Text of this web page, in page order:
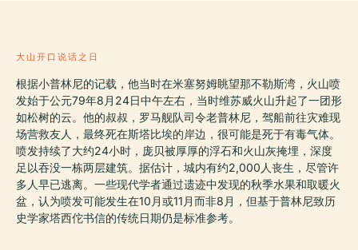
大山开口说话之日
根据小普林尼的记载，他当时在米塞努姆眺望那不勒斯湾，火山喷
发始于公元79年8月24日中午左右，当时维苏威火山升起了一团形
如松树的云。他的叔叔，罗马舰队司令老普林尼，驾船前往灾难现
场营救友人，最终死在斯塔比埃的岸边，很可能是死于有毒气体。
喷发持续了大约24小时，庞贝被厚厚的浮石和火山灰掩埋，深度
足以吞没一栋两层建筑。据估计，城内有约2,000人丧生，尽管许
多人早已逃离。一些现代学者通过遗迹中发现的秋季水果和取暖火
盆，认为喷发可能发生在10月或11月而非8月，但基于普林尼致历
史学家塔西佗书信的传统日期仍是标准参考。